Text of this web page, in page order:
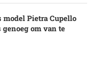
model Pietra Cupello
om van te